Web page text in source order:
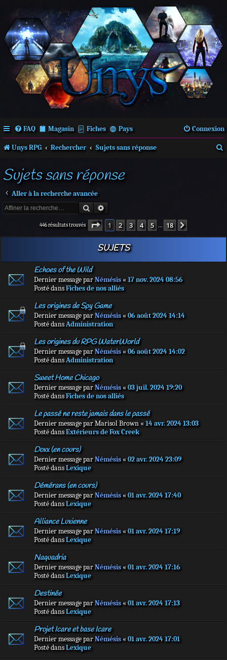
FAQ Magasin Fiches Pays Connexion
Unys RPG Rechercher Sujets sans réponse
Sujets sans réponse
Aller à la recherche avancée
Rechercher
Recherche avancée
446 résultats trouvés Page 1sur18
1 2 3 4 5 … 18
SUJETS
Echoes of the Wild
Dernier message parNémésis«17 nov. 2024 08:56
Posté dansFiches de nos alliés
Les origines de Spy Game
Dernier message parNémésis«06 août 2024 14:14
Posté dansAdministration
Les origines du RPG WaterWorld
Dernier message parNémésis«06 août 2024 14:02
Posté dansAdministration
Sweet Home Chicago
Dernier message parNémésis«03 juil. 2024 19:20
Posté dansFiches de nos alliés
Le passé ne reste jamais dans le passé
Dernier message parMarisol Brown «14 avr. 2024 13:03
Posté dansExtérieurs de Fox Creek
Doxx (en cours)
Dernier message parNémésis«02 avr. 2024 23:09
Posté dansLexique
Démérans (en cours)
Dernier message parNémésis«01 avr. 2024 17:40
Posté dansLexique
Alliance Luxienne
Dernier message parNémésis«01 avr. 2024 17:19
Posté dansLexique
Naquadria
Dernier message parNémésis«01 avr. 2024 17:16
Posté dansLexique
Destinée
Dernier message parNémésis«01 avr. 2024 17:13
Posté dansLexique
Projet Icare et base Icare
Dernier message parNémésis«01 avr. 2024 17:01
Posté dansLexique